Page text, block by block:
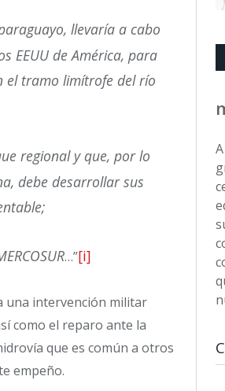
llevaría a cabo
EEUU de América, para
el tramo limítrofe del río
regional y que, por lo
debe desarrollar sus
…”[i]
una intervención militar
como el reparo ante la
que es común a otros
empeño.